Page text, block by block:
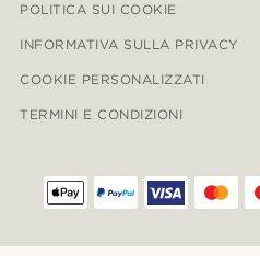
POLITICA SUI COOKIE
INFORMATIVA SULLA PRIVACY
COOKIE PERSONALIZZATI
TERMINI E CONDIZIONI